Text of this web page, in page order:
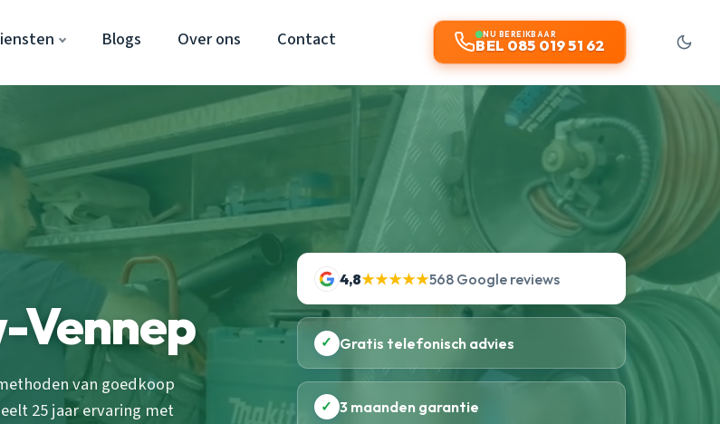
Blogs Over ons Contact NU BEREIKBAAR
BEL 085 019 51 62
Vennep
van goedkoop
25 jaar ervaring met
4,8★★★★★568 Google reviews
✓ Gratis telefonisch advies
✓ 3 maanden garantie